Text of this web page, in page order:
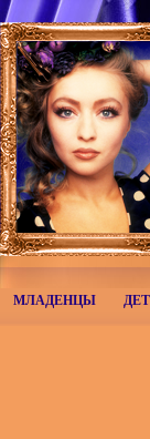
МЛАДЕНЦЫ